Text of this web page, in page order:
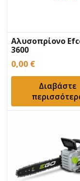
Αλυσοπρίονο
3600
0,00 €
Διαβάστε